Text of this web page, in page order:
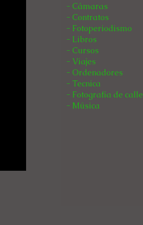
- Cámaras
- Contratos
- Fotoperiodismo
- Libros
- Cursos
- Viajes
- Ordenadores
- Tecnica
- Fotografía de calle
- Música